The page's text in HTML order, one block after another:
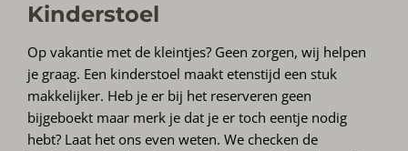
Kinderstoel
Op vakantie met de kleintjes? Geen zorgen, wij helpen
je graag. Een kinderstoel maakt etenstijd een stuk
makkelijker. Heb je er bij het reserveren geen
bijgeboekt maar merk je dat je er toch eentje nodig
hebt? Laat het ons even weten. We checken de